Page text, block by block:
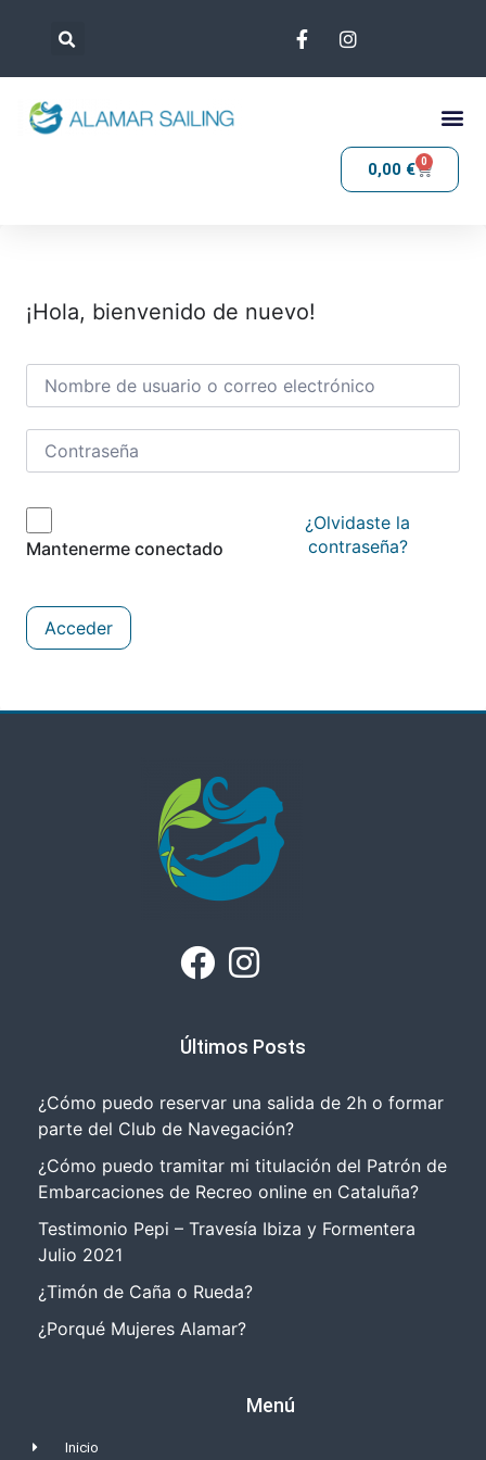
0,00 € 0
¡Hola, bienvenido de nuevo!
Mantenerme conectado
¿Olvidaste la
contraseña?
Acceder
Últimos Posts
¿Cómo puedo reservar una salida de 2h o formar
parte del Club de Navegación?
¿Cómo puedo tramitar mi titulación del Patrón de
Embarcaciones de Recreo online en Cataluña?
Testimonio Pepi – Travesía Ibiza y Formentera
Julio 2021
¿Timón de Caña o Rueda?
¿Porqué Mujeres Alamar?
Menú
Inicio